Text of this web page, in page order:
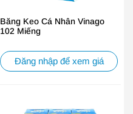
Băng Keo Cá Nhân Vinago
102 Miếng
Đăng nhập để xem giá